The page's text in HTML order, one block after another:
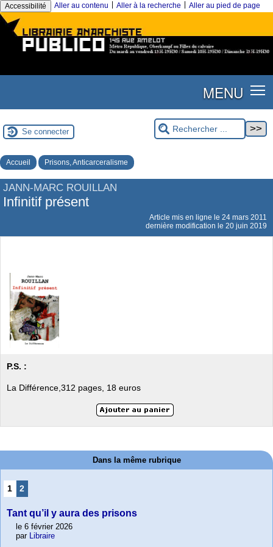
Accessibilité Aller au contenu Aller à la recherche Aller au pied de page
MENU
Se connecter
Accueil Prisons, Anticarceralisme
JANN-MARC ROUILLAN
Infinitif présent
Article mis en ligne le 24 mars 2011
dernière modification le 20 juin 2019
P.S. :
La Différence,312 pages, 18 euros
Dans la même rubrique
1 2
Tant qu’il y aura des prisons
le 6 février 2026
par Libraire